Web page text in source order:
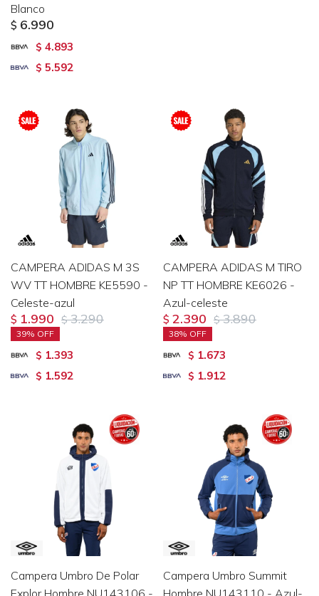
Blanco
$ 6.990
$ 4.893
$ 5.592
CAMPERA ADIDAS M 3S
WV TT HOMBRE KE5590 -
Celeste-azul
$ 1.990 $ 3.290
39
$ 1.393
$ 1.592
CAMPERA ADIDAS M TIRO
NP TT HOMBRE KE6026 -
Azul-celeste
$ 2.390 $ 3.890
38
$ 1.673
$ 1.912
Campera Umbro De Polar
Explor Hombre NU143106 -
Campera Umbro Summit
Hombre NU143110 - Azul-